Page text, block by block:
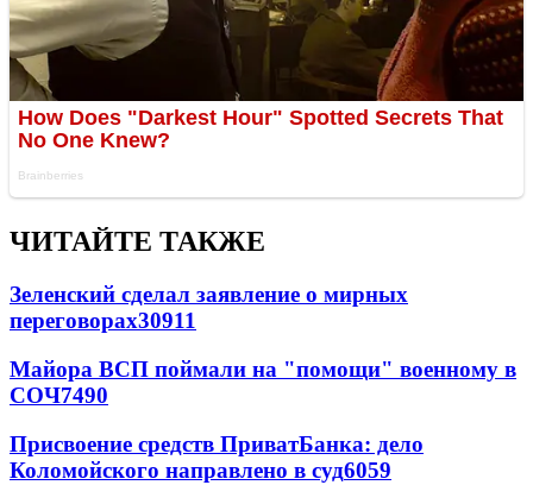
ЧИТАЙТЕ ТАКЖЕ
Зеленский сделал заявление о мирных
переговорах30911
Майора ВСП поймали на "помощи" военному в
СОЧ7490
Присвоение средств ПриватБанка: дело
Коломойского направлено в суд6059